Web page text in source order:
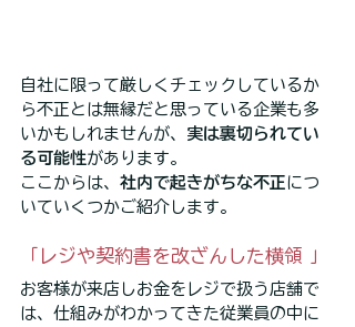
自社に限って厳しくチェックしているか
ら不正とは無縁だと思っている企業も多
いかもしれませんが、 実は裏切られてい
る可能性があります。
ここからは、 社内で起きがちな不正につ
いていくつかご紹介します。
「レジや契約書を改ざんした横領 」
お客様が来店しお金をレジで扱う店舗で
は、仕組みがわかってきた従業員の中に